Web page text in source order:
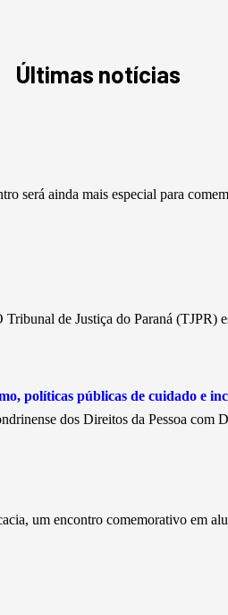
Últimas notícias
será ainda mais especial para
de Justiça do Paraná
políticas públicas de cuidado e
dos Direitos da Pessoa com
um encontro comemorativo em